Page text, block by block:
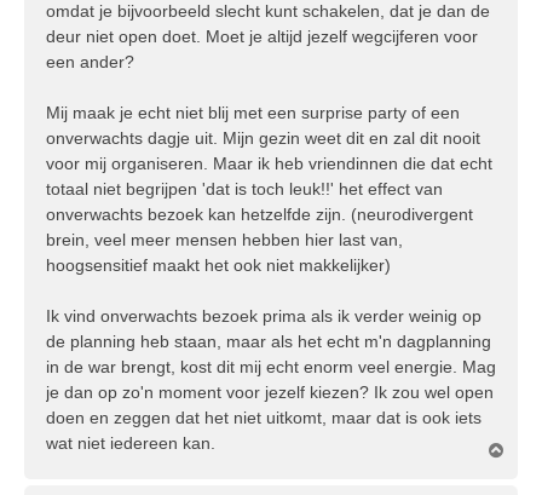
h
t
omdat je bijvoorbeeld slecht kunt schakelen, dat je dan de
deur niet open doet. Moet je altijd jezelf wegcijferen voor
een ander?
Mij maak je echt niet blij met een surprise party of een
onverwachts dagje uit. Mijn gezin weet dit en zal dit nooit
voor mij organiseren. Maar ik heb vriendinnen die dat echt
totaal niet begrijpen 'dat is toch leuk!!' het effect van
onverwachts bezoek kan hetzelfde zijn. (neurodivergent
brein, veel meer mensen hebben hier last van,
hoogsensitief maakt het ook niet makkelijker)
Ik vind onverwachts bezoek prima als ik verder weinig op
de planning heb staan, maar als het echt m'n dagplanning
in de war brengt, kost dit mij echt enorm veel energie. Mag
je dan op zo'n moment voor jezelf kiezen? Ik zou wel open
doen en zeggen dat het niet uitkomt, maar dat is ook iets
wat niet iedereen kan.